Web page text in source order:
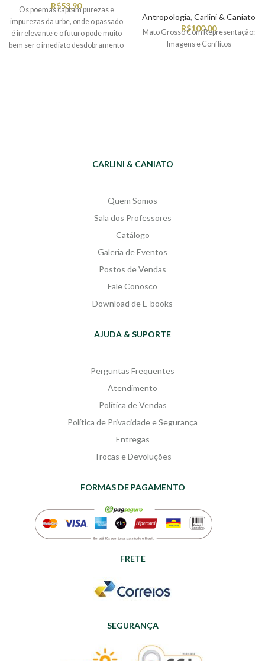
R$53,90
Os poemas captam purezas e
impurezas da urbe, onde o passado
é irrelevante e o futuro pode muito
bem ser o imediato desdobramento
Antropologia, Carlini & Caniato
R$100,00
Mato Grosso Com Representação:
Imagens e Conflitos
Cuiabanocentrismo
Desvaneios Poéticos - Prêmios
Fragmentos de Gerações
Lamento - Identidade e
CARLINI & CANIATO
Quem Somos
Sala dos Professores
Catálogo
Galeria de Eventos
Postos de Vendas
Fale Conosco
Download de E-books
AJUDA & SUPORTE
Perguntas Frequentes
Atendimento
Política de Vendas
Política de Privacidade e Segurança
Entregas
Trocas e Devoluções
FORMAS DE PAGAMENTO
FRETE
SEGURANÇA